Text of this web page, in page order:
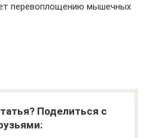
перевоплощению мышечных
Поделиться с